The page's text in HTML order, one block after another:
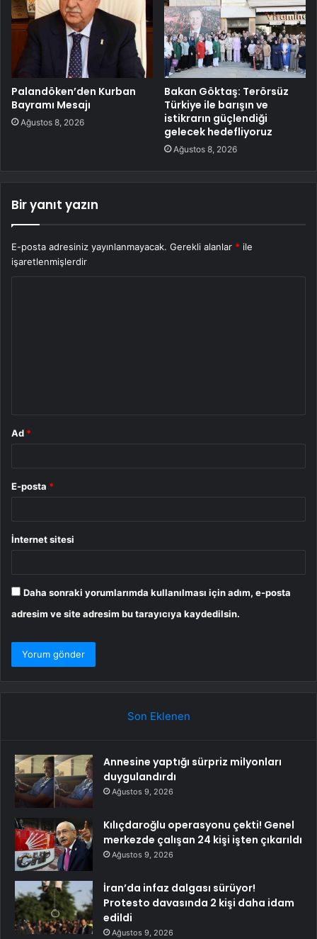
Palandöken’den Kurban
Bayramı Mesajı
Ağustos 8, 2026
Bakan Göktaş: Terörsüz
Türkiye ile barışın ve
istikrarın güçlendiği
gelecek hedefliyoruz
Ağustos 8, 2026
Bir yanıt yazın
E-posta adresiniz yayınlanmayacak. Gerekli alanlar * ile
işaretlenmişlerdir
Ad *
E-posta *
İnternet sitesi
Daha sonraki yorumlarımda kullanılması için adım, e-posta
adresim ve site adresim bu tarayıcıya kaydedilsin.
Son Eklenen
Annesine yaptığı sürpriz milyonları
duygulandırdı
Ağustos 9, 2026
Kılıçdaroğlu operasyonu çekti! Genel
merkezde çalışan 24 kişi işten çıkarıldı
Ağustos 9, 2026
İran’da infaz dalgası sürüyor!
Protesto davasında 2 kişi daha idam
edildi
Ağustos 9, 2026